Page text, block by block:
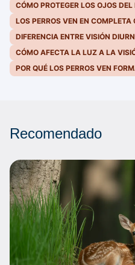
CÓMO PROTEGER LOS OJOS
LOS PERROS VEN EN COMPLETA
DIFERENCIA ENTRE VISIÓN
CÓMO AFECTA LA LUZ A LA
POR QUÉ LOS PERROS VEN
Recomendado